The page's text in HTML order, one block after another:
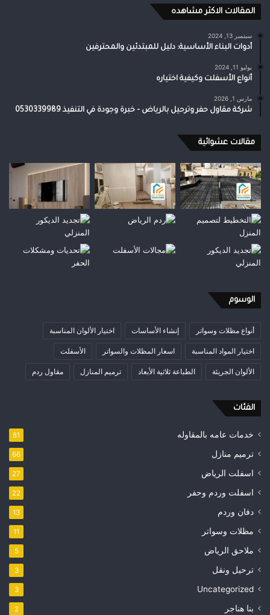
المقالات الاكثر مشاهده
سبتمبر 13, 2024
أدوات البناء الأساسية: دليل للمبتدئين والمحترفين
يوليو 11, 2024
أنواع الأسفلت وكيفية اختياره
مارس 1, 2026
شركة مقاول حفر وترحيل بالرياض – خبرة وجودة في التنفيذ 0530339989
مقالات عشوائية
الوسوم
أنواع مظلات وسواتر إنشاء الأساسات اختيار الألوان المناسبة
اختيار المواد المناسبة اسعار المظلات والسواتر الأسفلت
الألوان الجريئة الطباعة ثلاثية الأبعاد ترميم المنازل مقاول ردم
الفئات
خدمات عامه بالمقاوله 81
ترميم منازل 66
اسفلت الرياض 27
اسفلت وردم وحفر 22
دفان وردم 13
مظلات وسواتر 11
ملاحق الرياض 5
ترحيل ونقل 3
Uncategorized
3
بنا هناجر 2